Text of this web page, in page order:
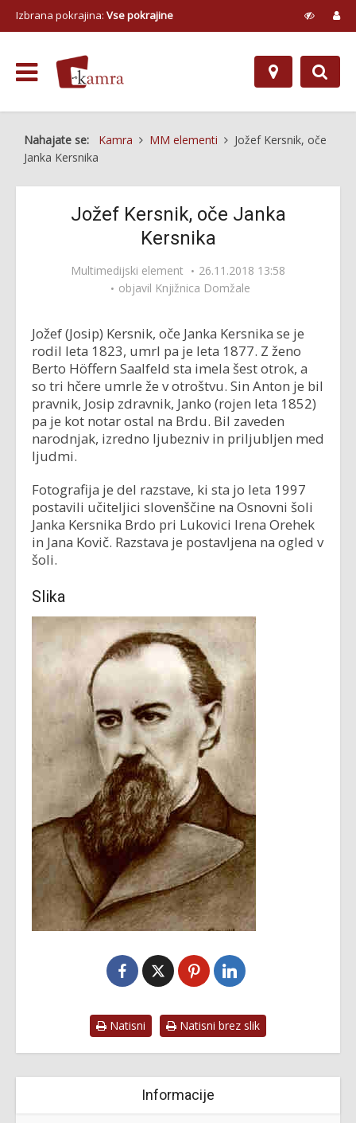
Izbrana pokrajina: Vse pokrajine
Nahajate se: Kamra MM elementi
Jožef Kersnik, oče
Janka Kersnika
Jožef Kersnik, oče Janka
Kersnika
Multimedijski element
26.11.2018 13:58
objavil Knjižnica Domžale
Jožef (Josip) Kersnik, oče Janka Kersnika se je
rodil leta 1823, umrl pa je leta 1877. Z ženo
Berto Höffern Saalfeld sta imela šest otrok, a
so tri hčere umrle že v otroštvu. Sin Anton je bil
pravnik, Josip zdravnik, Janko (rojen leta 1852)
pa je kot notar ostal na Brdu. Bil zaveden
narodnjak, izredno ljubezniv in priljubljen med
ljudmi.
Fotografija je del razstave, ki sta jo leta 1997
postavili učiteljici slovenščine na Osnovni šoli
Janka Kersnika Brdo pri Lukovici Irena Orehek
in Jana Kovič. Razstava je postavljena na ogled v
šoli.
Slika
Natisni Natisni brez slik
Informacije